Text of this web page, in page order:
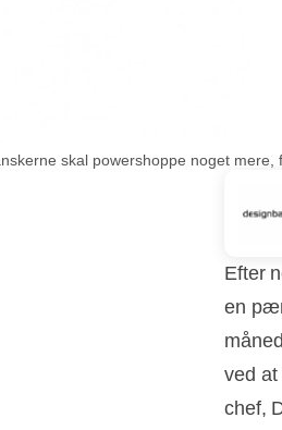
skal powershoppe noget mere,
Efter
en
ved at
chef,